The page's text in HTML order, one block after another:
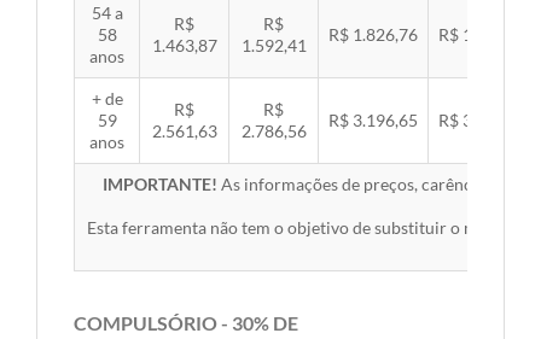
54 a
58
anos
R$
1.463,87
R$
1.592,41
R$ 1.826,76 R$ 1.882,45
+ de
59
anos
R$
2.561,63
R$
2.786,56
R$ 3.196,65 R$ 3.294,10
IMPORTANTE! As informações de preços, carências,
Esta ferramenta não tem o objetivo de substituir o material
COMPULSÓRIO - 30% DE